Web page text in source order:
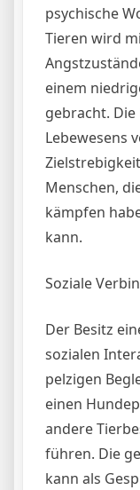
psychische
Tieren wird
einem
gebracht.
Lebewesens
Menschen,
kämpfen
kann.
Soziale
Der Besitz
sozialen
pelzigen
einen
andere
führen. Die
kann als